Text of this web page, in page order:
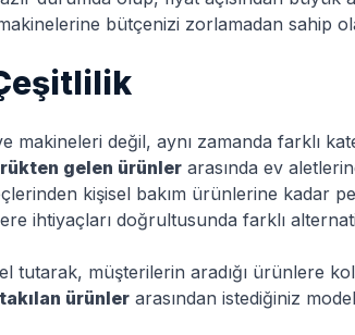
bütçenizi zorlamadan sahip
makineleri değil, aynı zamanda farklı
gelen ürünler arasında ev
kişisel bakım ürünlerine kadar
ihtiyaçları doğrultusunda farklı
tutarak, müşterilerin aradığı ürünlere
ürünler arasından istediğiniz